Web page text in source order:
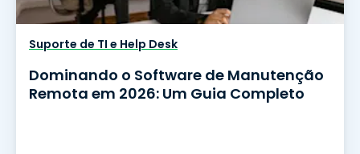
Suporte de TI e Help Desk
Dominando o Software de Manutenção
Remota em 2026: Um Guia Completo